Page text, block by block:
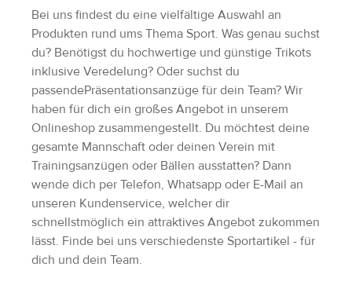
Bei uns findest du eine vielfältige Auswahl an
Produkten rund ums Thema Sport. Was genau suchst
du? Benötigst du hochwertige und günstige Trikots
inklusive Veredelung? Oder suchst du
passendePräsentationsanzüge für dein Team? Wir
haben für dich ein großes Angebot in unserem
Onlineshop zusammengestellt. Du möchtest deine
gesamte Mannschaft oder deinen Verein mit
Trainingsanzügen oder Bällen ausstatten? Dann
wende dich per Telefon, Whatsapp oder E-Mail an
unseren Kundenservice, welcher dir
schnellstmöglich ein attraktives Angebot zukommen
lässt. Finde bei uns verschiedenste Sportartikel - für
dich und dein Team.